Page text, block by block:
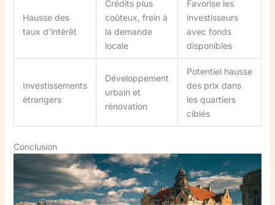
Hausse des
taux d’intérêt
Crédits plus
coûteux, frein à
la demande
locale
Favorise les
investisseurs
avec fonds
disponibles
Investissements
étrangers
Développement
urbain et
rénovation
Potentiel hausse
des prix dans
les quartiers
ciblés
Conclusion